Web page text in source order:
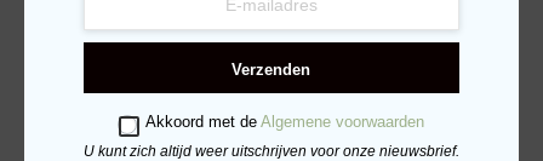
WINKELWAGEN
Verse Zalm &
Small 6kg
€75.50
TOEVOEGEN AAN
WINKELWAGEN
Verzenden
Akkoord met deAlgemene voorwaarden
U kunt zich altijd weer uitschrijven voor onze nieuwsbrief.